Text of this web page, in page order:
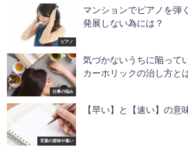
ピアノ
マンションでピアノを弾
発展しない為には？
仕事の悩み
気づかないうちに陥って
カーホリックの治し方と
言葉の意味や違い
【早い】と【速い】の意